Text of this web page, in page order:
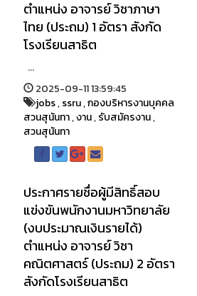
ตำแหน่ง อาจารย์ วิชาภาษา
ไทย (ประถม) 1 อัตรา สังกัด
โรงเรียนสาธิต
...
2025-09-11 13:59:45
jobs,ssru,กองบริหารงานบุคคล
สวนสุนันทา,งาน,รับสมัครงาน,
สวนสุนันทา
ประกาศรายชื่อผู้มีสิทธิ์สอบ
แข่งขันพนักงานมหาวิทยาลัย
(งบประมาณเงินรายได้)
ตำแหน่ง อาจารย์ วิชา
คณิตศาสตร์ (ประถม) 2 อัตรา
สังกัดโรงเรียนสาธิต